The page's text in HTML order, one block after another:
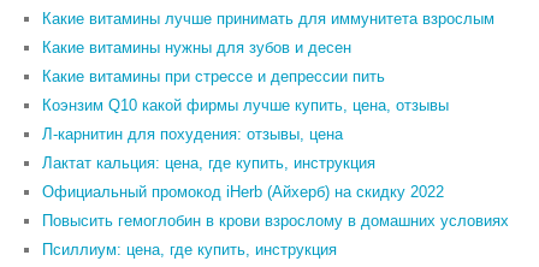
Какие витамины лучше принимать для иммунитета взрослым
Какие витамины нужны для зубов и десен
Какие витамины при стрессе и депрессии пить
Коэнзим Q10 какой фирмы лучше купить, цена, отзывы
Л-карнитин для похудения: отзывы, цена
Лактат кальция: цена, где купить, инструкция
Официальный промокод iHerb (Айхерб) на скидку 2022
Повысить гемоглобин в крови взрослому в домашних условиях
Псиллиум: цена, где купить, инструкция